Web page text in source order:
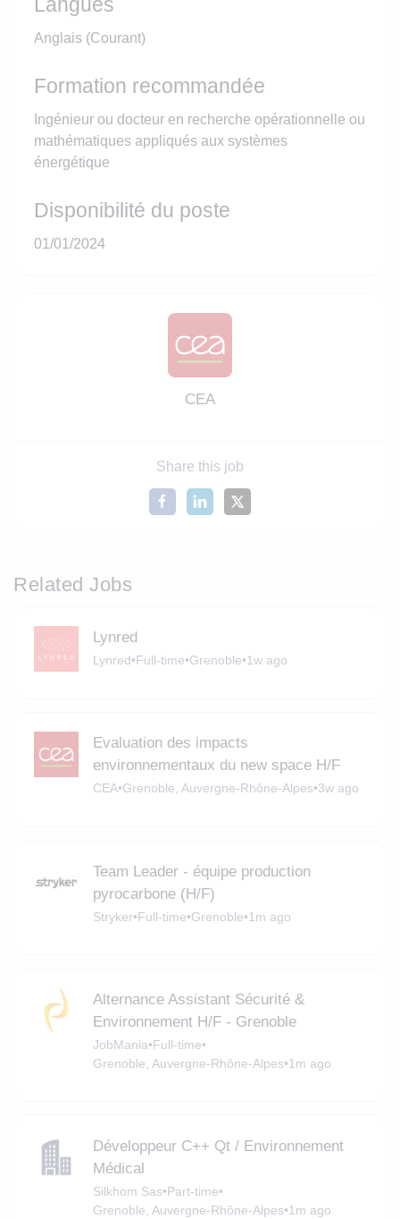
Anglais (Courant)
Formation recommandée
Ingénieur ou docteur en recherche opérationnelle ou
mathématiques appliqués aux systèmes
énergétique
Disponibilité du poste
01/01/2024
CEA
Share this job
Related Jobs
Lynred
Lynred•Full-time•Grenoble•1w ago
Evaluation des impacts
environnementaux du new space H/F
CEA•Grenoble, Auvergne-Rhône-Alpes•3w ago
Team Leader - équipe production
pyrocarbone (H/F)
Stryker•Full-time•Grenoble•1m ago
Alternance Assistant Sécurité &
Environnement H/F - Grenoble
JobMania•Full-time•
Grenoble, Auvergne-Rhône-Alpes•1m ago
Développeur C++ Qt / Environnement
Médical
Silkhom Sas•Part-time•
Grenoble, Auvergne-Rhône-Alpes•1m ago